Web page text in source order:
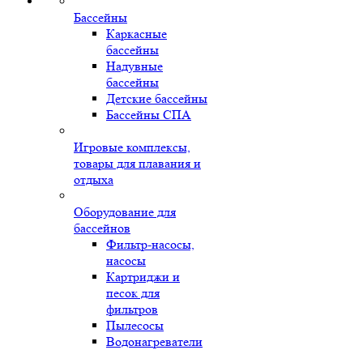
Бассейны
Каркасные
бассейны
Надувные
бассейны
Детские бассейны
Бассейны СПА
Игровые комплексы,
товары для плавания и
отдыха
Оборудование для
бассейнов
Фильтр-насосы,
насосы
Картриджи и
песок для
фильтров
Пылесосы
Водонагреватели